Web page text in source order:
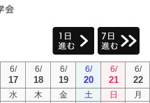
6/
17
6/
18
6/
19
6/
20
6/
21
6/
22
水 木 金 土 日 月